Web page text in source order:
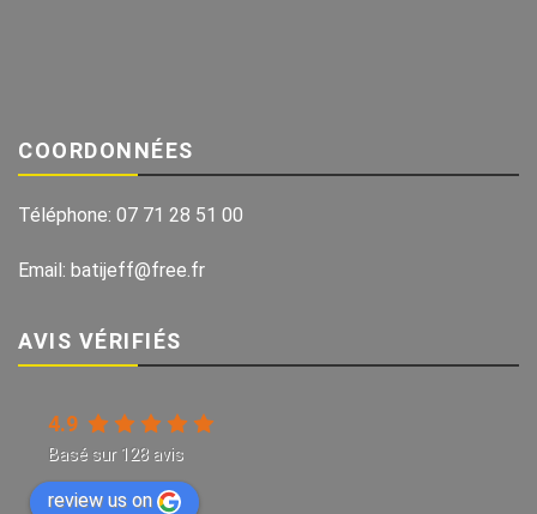
COORDONNÉES
Téléphone: 07 71 28 51 00
Email: batijeff@free.fr
AVIS VÉRIFIÉS
4.9
Basé sur 128 avis
review us on